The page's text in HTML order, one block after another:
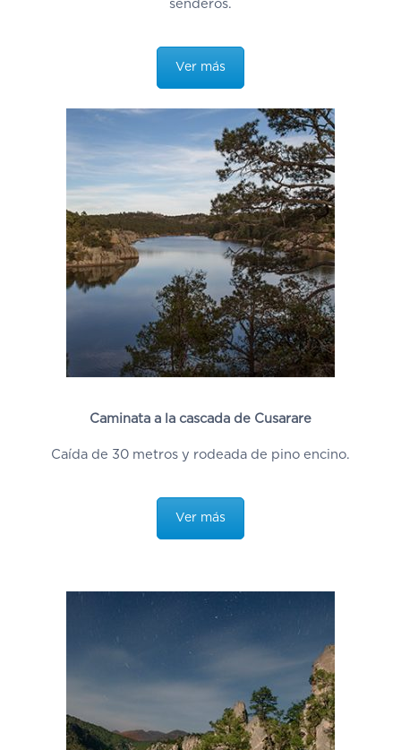
senderos.
Ver más
Caminata a la cascada de Cusarare
Caída de 30 metros y rodeada de pino encino.
Ver más